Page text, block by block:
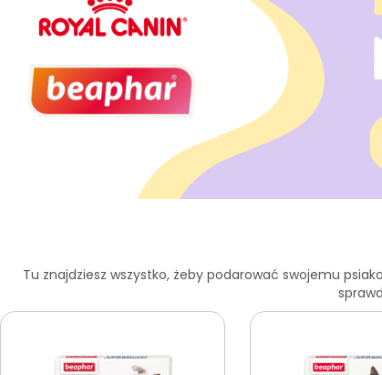
Tu znajdziesz wszystko, żeby podarować swojemu